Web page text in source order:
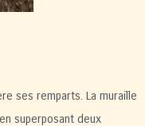
ses remparts. La muraille
superposant deux